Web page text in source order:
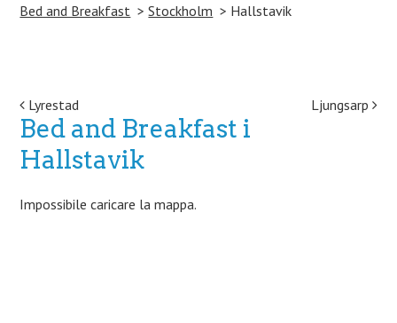
Bed and Breakfast Stockholm Hallstavik
Post navigation
Lyrestad Ljungsarp
Bed and Breakfast i
Hallstavik
Impossibile caricare la mappa.